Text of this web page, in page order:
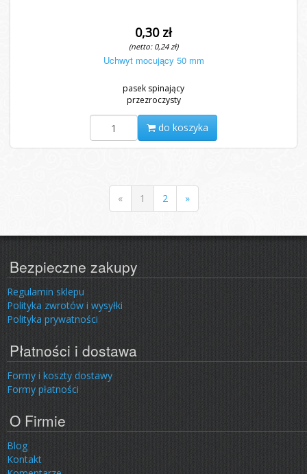
0,30 zł
(netto: 0,24 zł)
Uchwyt mocujący 50 mm
pasek spinający
przezroczysty
do koszyka
« 1 2 »
Bezpieczne zakupy
Regulamin sklepu
Polityka zwrotów i wysyłki
Polityka prywatności
Płatności i dostawa
Formy i koszty dostawy
Formy płatności
O Firmie
Blog
Kontakt